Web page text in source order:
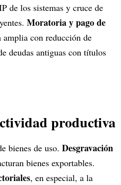
de los sistemas y cruce de
Moratoria y pago de
con reducción de
deudas antiguas con títulos
productiva
bienes de uso. Desgravación
bienes exportables.
, en especial, a la